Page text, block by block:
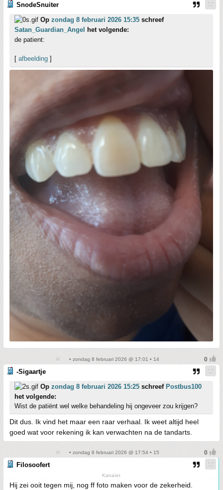
SnodeSnuiter
Op zondag 8 februari 2026 15:35 schreef
Satan_Guardian_Angel
het volgende:
de patient:
[ afbeelding ]
• zondag 8 februari 2026 @ 17:01 • 14
-Sigaartje
Op zondag 8 februari 2026 15:25 schreef Postbus100
het volgende:
Wist de patiënt wel welke behandeling hij ongeveer zou krijgen?
Dit dus. Ik vind het maar een raar verhaal. Ik weet altijd heel
goed wat voor rekening ik kan verwachten na de tandarts.
• zondag 8 februari 2026 @ 17:54 • 15
Filosoofert
Kanaïet
Hij zei ooit tegen mij, nog ff foto maken voor de zekerheid.